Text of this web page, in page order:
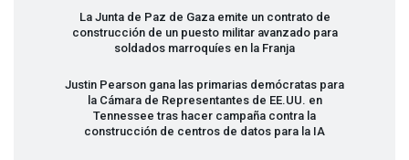
La Junta de Paz de Gaza emite un contrato de
construcción de un puesto militar avanzado para
soldados marroquíes en la Franja
Justin Pearson gana las primarias demócratas para
la Cámara de Representantes de EE.UU. en
Tennessee tras hacer campaña contra la
construcción de centros de datos para la IA